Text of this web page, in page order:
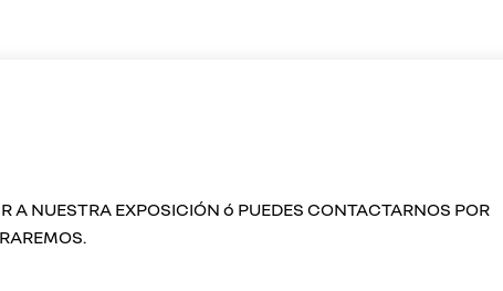
A NUESTRA EXPOSICIÓN ó PUEDES CONTACTARNOS POR